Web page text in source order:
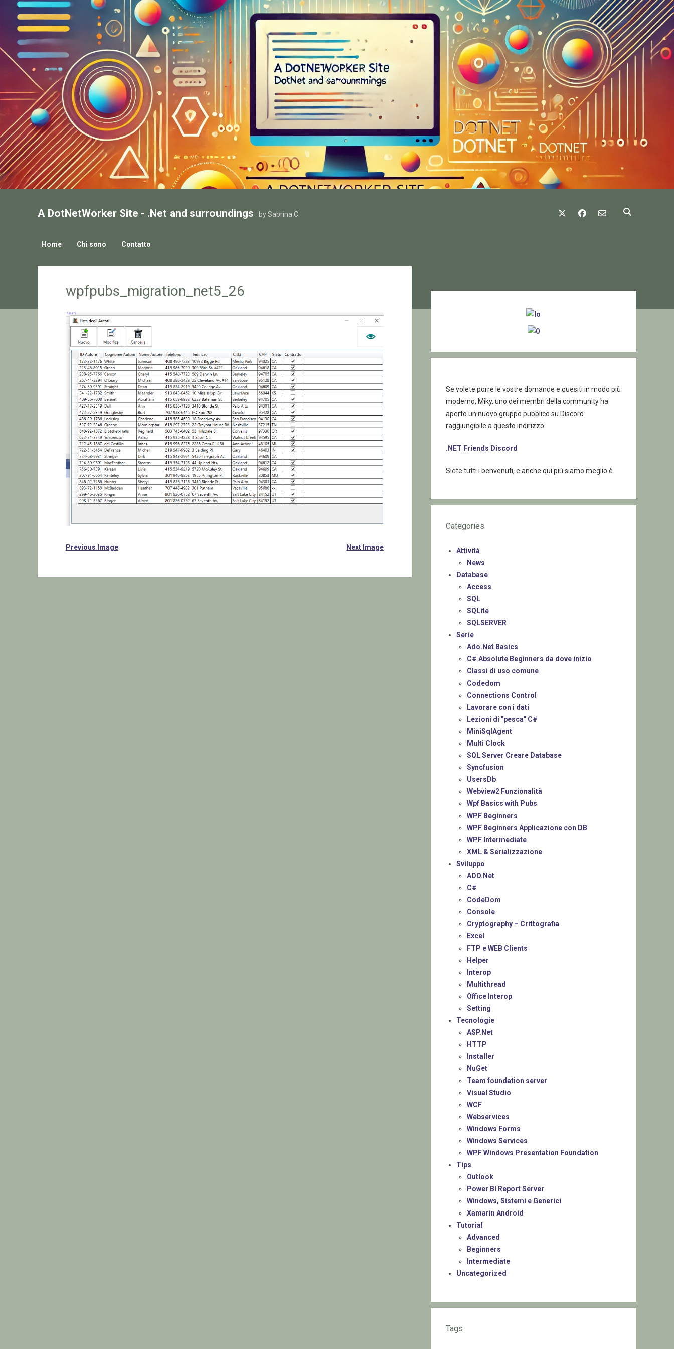
A DotNetWorker Site - .Net and surroundings by Sabrina C.
twitter facebook
email-form
Home Chi sono Contatto
wpfpubs_migration_net5_26
Previous Image Next Image
Se volete porre le vostre domande e quesiti in modo più
moderno, Miky, uno dei membri della community ha
aperto un nuovo gruppo pubblico su Discord
raggiungibile a questo indirizzo:
.NET Friends Discord
Siete tutti i benvenuti, e anche qui più siamo meglio è.
Categories
Attività
News
Database
Access
SQL
SQLite
SQLSERVER
Serie
Ado.Net Basics
C# Absolute Beginners da dove inizio
Classi di uso comune
Codedom
Connections Control
Lavorare con i dati
Lezioni di "pesca" C#
MiniSqlAgent
Multi Clock
SQL Server Creare Database
Syncfusion
UsersDb
Webview2 Funzionalità
Wpf Basics with Pubs
WPF Beginners
WPF Beginners Applicazione con DB
WPF Intermediate
XML & Serializzazione
Sviluppo
ADO.Net
C#
CodeDom
Console
Cryptography – Crittografia
Excel
FTP e WEB Clients
Helper
Interop
Multithread
Office Interop
Setting
Tecnologie
ASP.Net
HTTP
Installer
NuGet
Team foundation server
Visual Studio
WCF
Webservices
Windows Forms
Windows Services
WPF Windows Presentation Foundation
Tips
Outlook
Power BI Report Server
Windows, Sistemi e Generici
Xamarin Android
Tutorial
Advanced
Beginners
Intermediate
Uncategorized
Tags